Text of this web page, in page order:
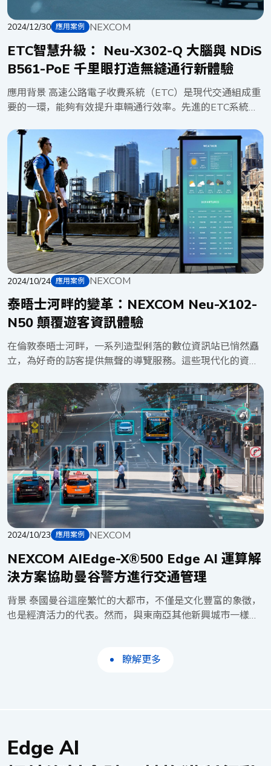
2024/12/30 應用案例 NEXCOM
ETC智慧升級： Neu-X302-Q 大腦與 NDiS
B561-PoE 千里眼打造無縫通行新體驗
應用背景 高速公路電子收費系統（ETC）是現代交通組成重
要的一環，能夠有效提升車輛通行效率。先進的ETC系統結
方追蹤車輛失竊等違法行為。該解決方案結合強大的邊緣運
算、高速數據處理和多元設備連接性，確保機器能在各種嚴
苛的環境下持續運作。 解決方案 本次案例中的 ETC 系統
以 Neu-X302-Q 作為主要運算設備，同時透過 NDiS B561-
PoE 控制 ETC 閘門，同時透過 PoE 攝影機進行影像捕捉。
在這樣協同運作的架構下，實現了強大的即時數據分析，實
現了有效的過路費管理和影像監控。 Neu-X302-Q： ETC
系統的強大「大腦」 Neu-X302-Q 作為主要運算設備，負責
處理車輛數據、進行黑名單比對，如發現在黑名單中的車輛
便會發出警報。Neu-X302-Q 的無風扇設計且搭載Intel® 第
九代/第八代 Core™ 處理器和高 I/O 擴充性，使Neu-X302-Q
非常適合放置於惡劣環境下，並全年無休的運作。該設備能
處理大規模數據傳輸並及其低延遲的特性，結合以上特色，
使其成為 ETC 系統的首選。 NDiS B561-PoE：ETC 系統
的「千里眼」 NDiS B561-PoE 搭載第十二代 Intel® Core™
處理器，不僅能有效控制 ETC 閘門，更具備先進的影像辨識
能力。透過即時影像分析，其 能迅速將車輛資訊傳輸
至 Neu-X302-Q，實現高效的數據處理。NDiS B561-
PoE 搭載先進影像處理技術，能以無縫方式呈現視覺化影
像，PoE 功能讓數據傳輸與電源供應合而為一，僅需單一線
路，，大幅簡化佈線工程。其堅固耐用的設計，使其能夠在
各種惡劣環境下持續工作。 ETC 系統在導入Neu-X302-
Q 和 NDiS B561-PoE 後，發生了革命性的變化。透過以上
兩項產品的導入，使得通行費的收費更加準確、高效，同時
也加強了對拒繳過路費的車輛和違法行為的監控。Neu-
X302-Q 與 NDiS B561-PoE 為智慧交通系統開闢了新的道
2024/10/24 應用案例 NEXCOM
泰晤士河畔的變革：NEXCOM Neu-X102-
N50 顛覆遊客資訊體驗
在倫敦泰晤士河畔，一系列造型俐落的數位資訊站已悄然矗
立，為好奇的訪客提供無聲的導覽服務。這些現代化的資訊
底改變了河濱體驗。而驅動這些創新資訊樞紐的核心，正是
NEXCOM 強大的 Neu-X102-N50 邊緣運算系統，為這座智
慧城市的進化注入強勁動力。 這些創新的資訊站正全面革
新城市濱水地區的訪客體驗。儘管其外觀可能因應在地美學
而有所不同，但其核心始終如一：NEXCOM 強大的 Neu-
X102-N50 邊緣運算系統。 這些資訊站的核心搭載專為戶
外應用量身打造的卓越技術。Neu-X102-N50 採用 Intel
Alder Lake-N N50 處理器，並支援高達 16GB 的 RAM，確
保在嚴苛環境下也能提供流暢的效能。其在 -5°C 至 50°C 的
寬溫作業範圍，使其能夠適應各種氣候條件。 Neu-X102-
N50 的技術實力不僅止於其處理器。它支援最多兩個 HDMI
連接埠，可播放生動內容，提供引人注目的視覺效果，吸引
並告知訪客。其 M.2 和 mPCIe 插槽支援擴充儲存，以及
LTE 和 Wi-Fi 6 連線能力，確保有充足的空間儲存豐富內
容，並提供閃電般的無線連線速度。這些功能使資訊站能夠
作為全面的資訊樞紐，輕鬆應對智慧城市中的高流量區域。
遊客可透過生動的 32 吋觸控螢幕，存取遠遠超出船班時刻
時空氣品質資料，皆觸手可及。邊緣運算系統的雙 2.5GbE
LAN 連接埠和 4G LTE 連線能力，確保這些資訊始終保持最
要。他們可透過 LAN 或 LTE 更新內容並執行系統維護，大
幅降低營運成本，並確保高效管理。 這些邊緣運算系統不
2024/10/23 應用案例 NEXCOM
NEXCOM AIEdge-X®500 Edge AI 運算解
決方案協助曼谷警方進行交通管理
背景 泰國曼谷這座繁忙的大都市，不僅是文化豐富的象徵，
也是經濟活力的代表。然而，與東南亞其他新興城市一樣，
由定時器控制，未能根據實際交通情況進行調整。 泰國政
交通政策規劃辦公室制定了一個交通管理模型，利用人工智
能估算每小時的交通擁擠情況，分析瓶頸並即時提出解決方
瞭解更多
Edge AI